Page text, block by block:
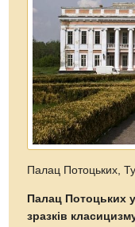
Палац Потоцьких,
Палац Потоцьких
зразків